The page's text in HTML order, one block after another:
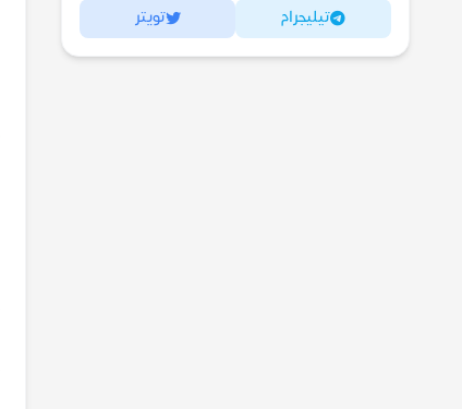
تيليجرام تويتر